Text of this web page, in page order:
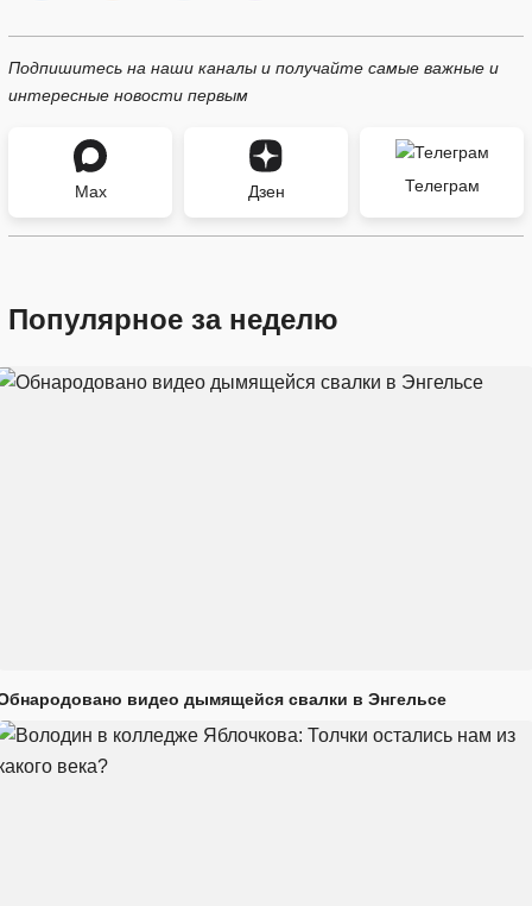
Подпишитесь на наши каналы и получайте самые важные и
интересные новости первым
Max Дзен Телеграм
Популярное за неделю
видео дымящейся свалки в Энгельсе